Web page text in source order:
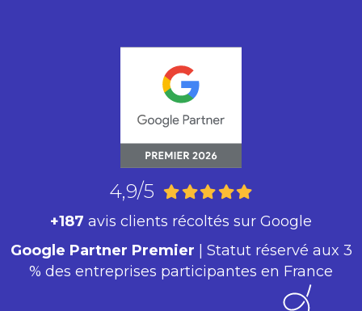
4,9/5
+187 avis clients récoltés sur Google
Google Partner Premier | Statut réservé aux 3
% des entreprises participantes en France